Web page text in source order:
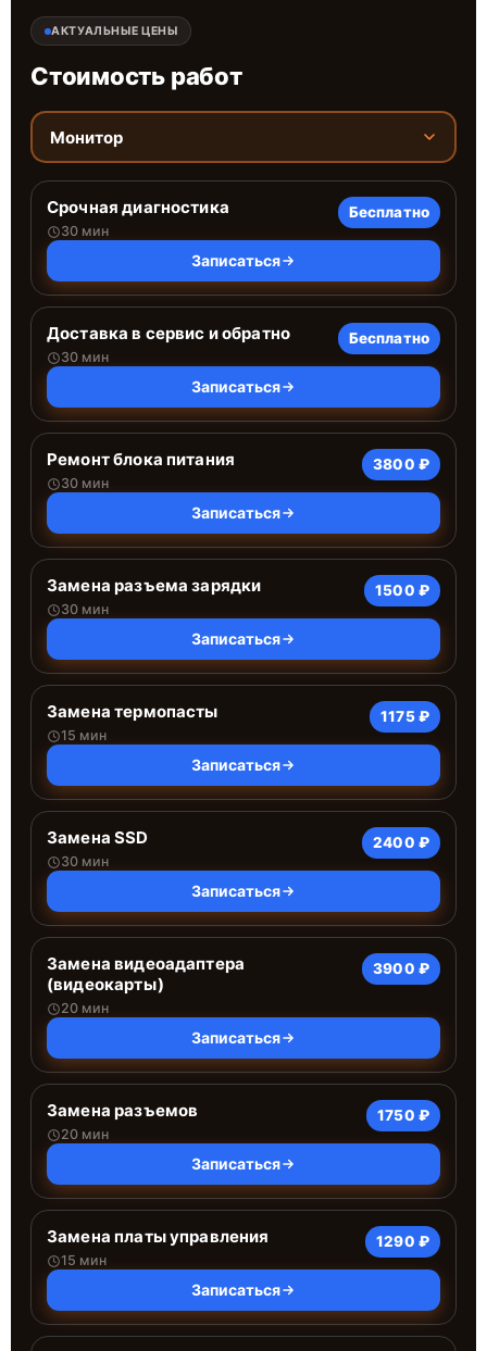
АКТУАЛЬНЫЕ ЦЕНЫ
Стоимость работ
Монитор
Срочная диагностика
30 мин
Бесплатно
Записаться
Доставка в сервис и обратно
30 мин
Бесплатно
Записаться
Ремонт блока питания
30 мин
3800 ₽
Записаться
Замена разъема зарядки
30 мин
1500 ₽
Записаться
Замена термопасты
15 мин
1175 ₽
Записаться
Замена SSD
30 мин
2400 ₽
Записаться
Замена видеоадаптера
(видеокарты)
20 мин
3900 ₽
Записаться
Замена разъемов
20 мин
1750 ₽
Записаться
Замена платы управления
15 мин
1290 ₽
Записаться